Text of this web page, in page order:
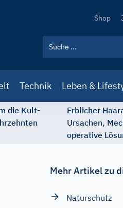
Shop
Technik Leben &
die Kult-
Erblicher
Ursachen,
operative
Mehr Artikel zu
Naturschutz